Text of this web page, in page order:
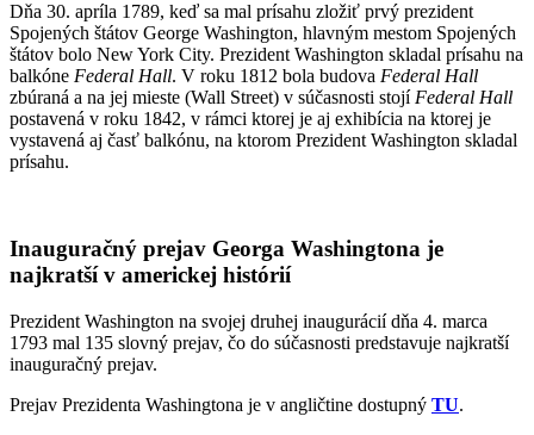
Dňa 30. apríla 1789, keď sa mal prísahu zložiť prvý prezident
Spojených štátov George Washington, hlavným mestom Spojených
štátov bolo New York City. Prezident Washington skladal prísahu na
balkóne Federal Hall. V roku 1812 bola budova Federal Hall
zbúraná a na jej mieste (Wall Street) v súčasnosti stojí Federal Hall
postavená v roku 1842, v rámci ktorej je aj exhibícia na ktorej je
vystavená aj časť balkónu, na ktorom Prezident Washington skladal
prísahu.
Inauguračný prejav Georga Washingtona je
najkratší v americkej histórií
Prezident Washington na svojej druhej inaugurácií dňa 4. marca
1793 mal 135 slovný prejav, čo do súčasnosti predstavuje najkratší
inauguračný prejav.
Prejav Prezidenta Washingtona je v angličtine dostupný TU.